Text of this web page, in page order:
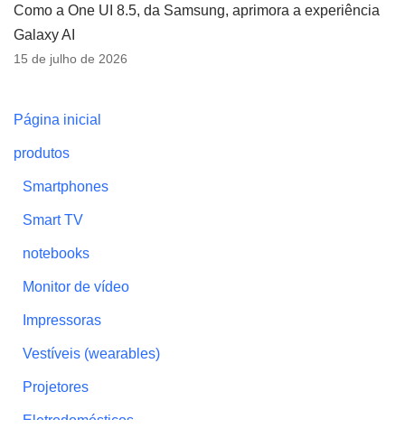
Como a One UI 8.5, da Samsung, aprimora a experiência
Galaxy AI
15 de julho de 2026
Página inicial
produtos
Smartphones
Smart TV
notebooks
Monitor de vídeo
Impressoras
Vestíveis (wearables)
Projetores
Eletrodomésticos